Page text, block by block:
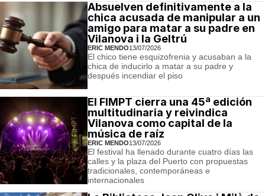
Absuelven definitivamente a la
chica acusada de manipular a un
amigo para matar a su padre en
Vilanova i la Geltrú
ERIC MENDO13/07/2026
El chico tiene esquizofrenia y acusaban a la
chica de inducirlo a matar a su padre y
después incendiar el piso
El FIMPT cierra una 45ª edición
multitudinaria y reivindica
Vilanova como capital de la
música de raíz
ERIC MENDO13/07/2026
El festival ha llenado durante cuatro días las
calles y la plaza del Puerto con propuestas
tradicionales, contemporáneas e
internacionales